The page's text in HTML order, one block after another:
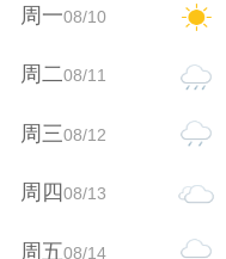
周一08/10
周二08/11
周三08/12
周四08/13
周五08/14